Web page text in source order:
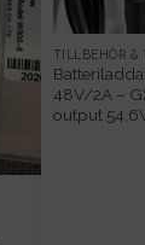
TILLBEHÖR &
48V/2A –
output